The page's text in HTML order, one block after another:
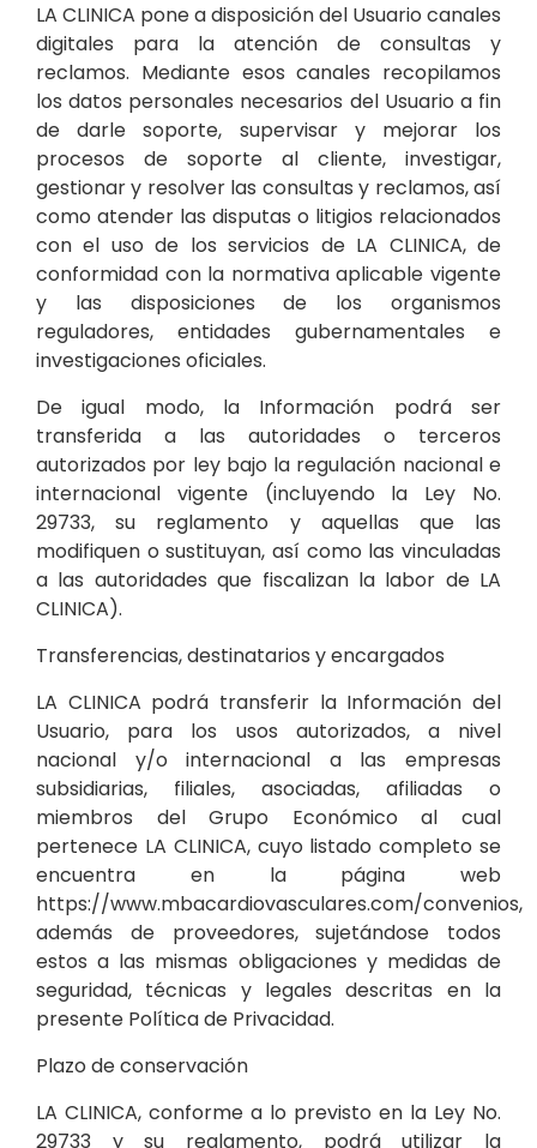
LA CLINICA pone a disposición del Usuario canales
digitales para la atención de consultas y
reclamos. Mediante esos canales recopilamos
los datos personales necesarios del Usuario a fin
de darle soporte, supervisar y mejorar los
procesos de soporte al cliente, investigar,
gestionar y resolver las consultas y reclamos, así
como atender las disputas o litigios relacionados
con el uso de los servicios de LA CLINICA, de
conformidad con la normativa aplicable vigente
y las disposiciones de los organismos
reguladores, entidades gubernamentales e
investigaciones oficiales.
De igual modo, la Información podrá ser
transferida a las autoridades o terceros
autorizados por ley bajo la regulación nacional e
internacional vigente (incluyendo la Ley No.
29733, su reglamento y aquellas que las
modifiquen o sustituyan, así como las vinculadas
a las autoridades que fiscalizan la labor de LA
CLINICA).
Transferencias, destinatarios y encargados
LA CLINICA podrá transferir la Información del
Usuario, para los usos autorizados, a nivel
nacional y/o internacional a las empresas
subsidiarias, filiales, asociadas, afiliadas o
miembros del Grupo Económico al cual
pertenece LA CLINICA, cuyo listado completo se
encuentra en la página web
https://www.mbacardiovasculares.com/convenios,
además de proveedores, sujetándose todos
estos a las mismas obligaciones y medidas de
seguridad, técnicas y legales descritas en la
presente Política de Privacidad.
Plazo de conservación
LA CLINICA, conforme a lo previsto en la Ley No.
29733 y su reglamento, podrá utilizar la